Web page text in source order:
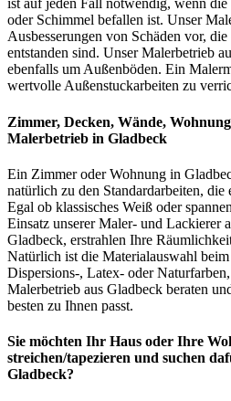
ist auf jeden Fall notwendig, wenn die
oder Schimmel befallen ist. Unser
Ausbesserungen von Schäden vor,
entstanden sind. Unser Malerbetrieb
ebenfalls um Außenböden. Ein
wertvolle Außenstuckarbeiten zu
Zimmer, Decken, Wände,
Malerbetrieb in Gladbeck
Ein Zimmer oder Wohnung in
natürlich zu den Standardarbeiten,
Egal ob klassisches Weiß oder
Einsatz unserer Maler- und Lackierer
Gladbeck, erstrahlen Ihre
Natürlich ist die Materialauswahl
Dispersions-, Latex- oder
Malerbetrieb aus Gladbeck beraten
besten zu Ihnen passt.
Sie möchten Ihr Haus oder Ihre
streichen/tapezieren und suchen
Gladbeck?